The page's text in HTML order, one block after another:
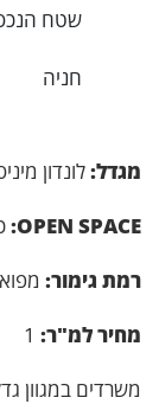
שטח הנכס:
חניה
מגדל:לונדון
OPEN SPACE:
רמת גימור:
מחיר למ"ר:
משרדים במגוון